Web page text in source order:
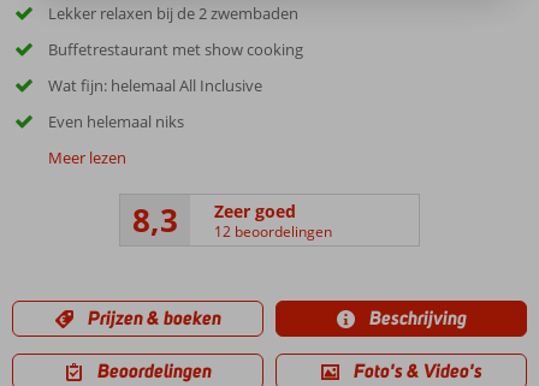
Lekker relaxen bij de 2 zwembaden
Buffetrestaurant met show cooking
Wat fijn: helemaal All Inclusive
Even helemaal niks
Meer lezen
8,3 Zeer goed
12 beoordelingen
Prijzen & boeken Beschrijving
Beoordelingen Foto's & Video's